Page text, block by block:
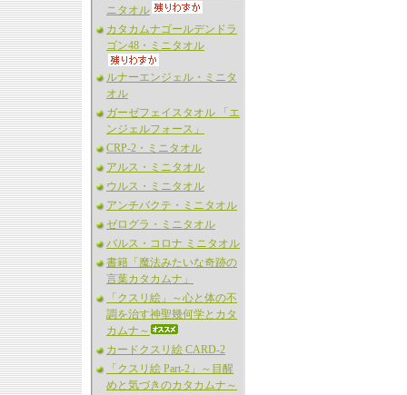
ニタオル
カタカムナゴールデンドラ
ゴン48・ミニタオル
ルナーエンジェル・ミニタ
オル
ガーゼフェイスタオル 「エ
ンジェルフォース」
CRP-2・ミニタオル
アルス・ミニタオル
ウルス・ミニタオル
アンチバクテ・ミニタオル
ゼログラ・ミニタオル
バルス・コロナ ミニタオル
書籍「魔法みたいな奇跡の
言葉カタカムナ」
「クスリ絵」～心と体の不
調を治す神聖幾何学とカタ
カムナ～
カードクスリ絵 CARD-2
「クスリ絵 Part-2」～目醒
めと気づきのカタカムナ～